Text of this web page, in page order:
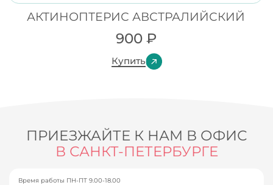
АКТИНОПТЕРИС АВСТРАЛИЙСКИЙ
900 ₽
Купить
ПРИЕЗЖАЙТЕ К НАМ В ОФИС
В САНКТ-ПЕТЕРБУРГЕ
Время работы ПН-ПТ 9.00-18.00